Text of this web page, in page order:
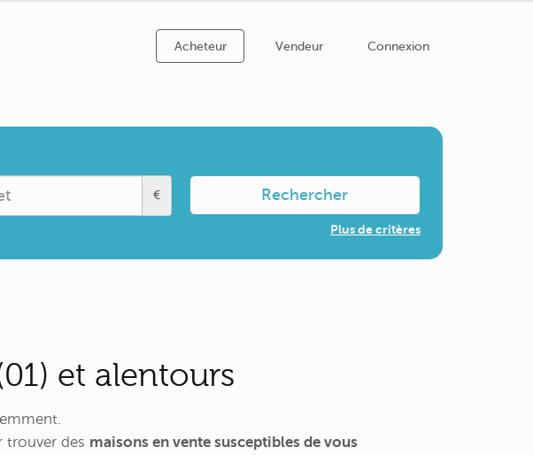
Acheteur Vendeur Connexion
€ Rechercher
Plus de critères
et alentours
trouver des maisons en vente susceptibles de vous